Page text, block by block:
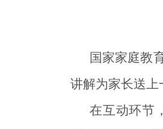
国家家庭教
讲解为家长送上
在互动环节